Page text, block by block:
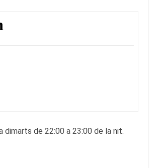
dimarts de 22:00 a 23:00 de la nit.